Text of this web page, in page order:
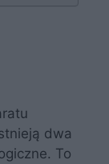
dwa
To